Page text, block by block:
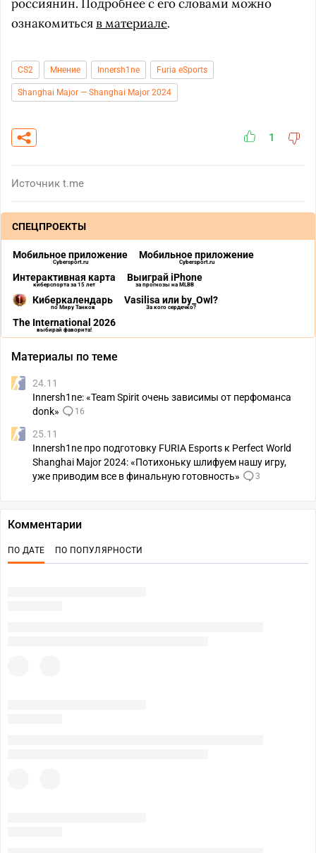
россиянин. Подробнее с его словами можно
ознакомитьсяв материале.
CS2 Мнение Innersh1ne Furia eSports
Shanghai Major — Shanghai Major 2024
1
Источник t.me
СПЕЦПРОЕКТЫ
Мобильное приложение
Cybersport.ru
Мобильное приложение
Cybersport.ru
Интерактивная карта
киберспорта за 15 лет
Выиграй iPhone
за прогнозы на MLBB
Киберкалендарь
по Миру Танков
Vasilisa или by_Owl?
За кого сердечко?
The International 2026
выбирай фаворита!
Материалы по теме
24.11
Innersh1ne: «Team Spirit очень зависимы от перфоманса
donk»
16
25.11
Innersh1ne про подготовку FURIA Esports к Perfect World
Shanghai Major 2024: «Потихоньку шлифуем нашу игру,
уже приводим все в финальную готовность»
3
Комментарии
ПО ДАТЕ ПО ПОПУЛЯРНОСТИ